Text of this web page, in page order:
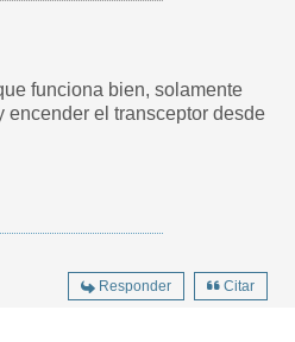
funciona bien, solamente
el transceptor desde
Responder Citar